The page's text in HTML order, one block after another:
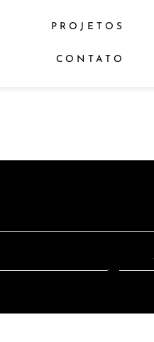
PROJETOS
CONTATO